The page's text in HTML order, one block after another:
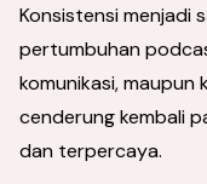
Konsistensi menjadi
pertumbuhan
komunikasi, maupun
cenderung kembali
dan terpercaya.